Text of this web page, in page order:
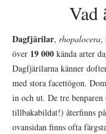
Vad
Dagfjärilar, rhopalocera,
över 19 000 kända arter
Dagfjärilarna känner
med stora facettögon.
in och ut. De tre
tillbakabildat!) återfinns
ovansidan finns ofta